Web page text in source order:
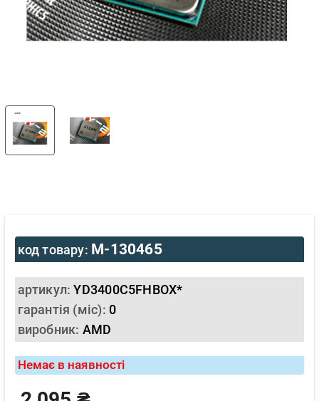
код товару: M-130465
артикул:YD3400C5FHBOX*
гарантія (міс): 0
виробник: AMD
Немає в наявності